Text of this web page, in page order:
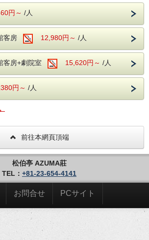
AZUMA莊特製日式早餐
登記時間可到21:00為止。
完善的免費停車場
時間如為19點以後，我們會事先鋪好棉被，靜候您的
方網站訂房特別優惠 ◆◇◆
繽紛的浴衣供您選擇
棋子吊飾。1人致贈1個
設施 ◆◇◆
而作為留宿一晚的住宿設施，對旅客而言一直是極為親
在。長年的歲月中培育至今的先人傳統與人情，父傳
傳孫，在代代傳承的過程中，提供給旅客唯有旅館才能
「盡心款待」。
晚餐◆◇◆
山形新鮮海鮮及山菜一應俱全。請品嚐當地的山形酒，
內盡情放鬆。請大快朵頤由廚藝精湛的主廚所烹調的佳
當地色彩的鄉村早餐。
◆◇◆
円～ /人
客房 12,980円～ /人
客房+劇院室 15,620円～ /人
円～ /人
前往本網頁頂端
松伯亭 AZUMA莊
TEL： +81-23-654-4141
お問合せ PCサイト